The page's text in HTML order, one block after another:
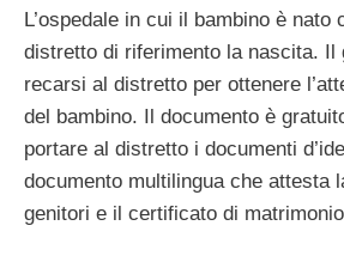
L’ospedale in cui il bambino è nato
distretto di riferimento la nascita. Il
recarsi al distretto per ottenere
del bambino. Il documento è
portare al distretto i documenti
documento multilingua che attesta
genitori e il certificato di